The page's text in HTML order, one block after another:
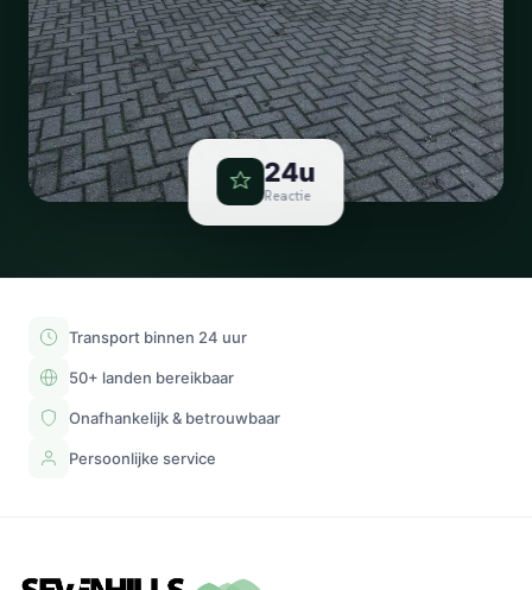
24u
Reactie
Transport binnen 24 uur
50+ landen bereikbaar
Onafhankelijk & betrouwbaar
Persoonlijke service